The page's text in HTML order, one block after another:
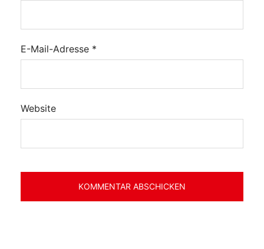
E-Mail-Adresse *
Website